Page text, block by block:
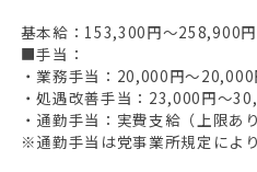
基本給：153,300円～258,900円
■手当：
・業務手当：20,000円～20,000
・処遇改善手当：23,000円～
・通勤手当：実費支給（上限
※通勤手当は党事業所規定によ